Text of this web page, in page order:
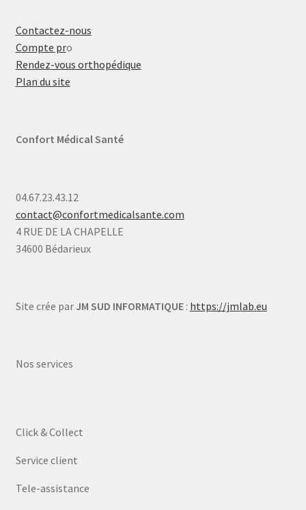
Contactez-nous
Compte pro
Rendez-vous orthopédique
Plan du site
Confort Médical Santé
04.67.23.43.12
contact@confortmedicalsante.com
4 RUE DE LA CHAPELLE
34600 Bédarieux
Site crée par JM SUD INFORMATIQUE: https://jmlab.eu
Nos services
Click & Collect
Service client
Tele-assistance